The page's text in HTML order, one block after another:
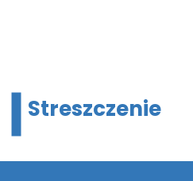
Streszczenie